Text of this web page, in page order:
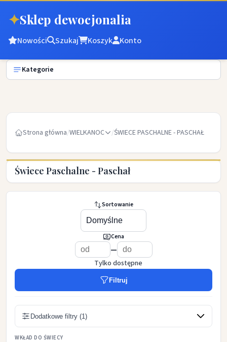
✦Sklep dewocjonalia
Nowości Szukaj Koszyk Konto
Kategorie
Strona główna/WIELKANOC /ŚWIECE PASCHALNE - PASCHAŁ
Świece Paschalne - Paschał
Sortowanie
Cena
—
Tylko dostępne
Filtruj
Dodatkowe filtry (1)
WKŁAD DO ŚWIECY